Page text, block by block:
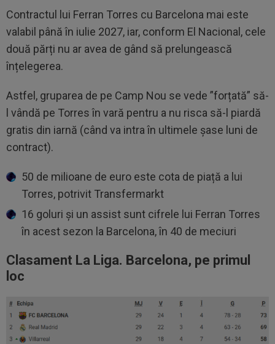
Contractul lui Ferran Torres cu Barcelona mai este
valabil până în iulie 2027, iar, conform El Nacional, cele
două părți nu ar avea de gând să prelungească
înțelegerea.
Astfel, gruparea de pe Camp Nou se vede ”forțată” să-
l vândă pe Torres în vară pentru a nu risca să-l piardă
gratis din iarnă (când va intra în ultimele șase luni de
contract).
50 de milioane de euro este cota de piață a lui
Torres, potrivit Transfermarkt
16 goluri și un assist sunt cifrele lui Ferran Torres
în acest sezon la Barcelona, în 40 de meciuri
Clasament La Liga. Barcelona, pe primul
loc